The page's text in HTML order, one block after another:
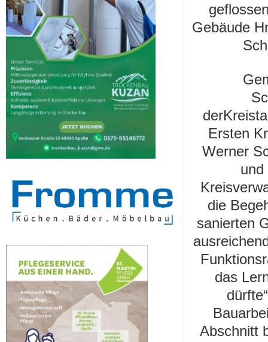
Gebäude H
der
Ersten
Werner
und
die
sanierten
das
dürfte
Abschnitt